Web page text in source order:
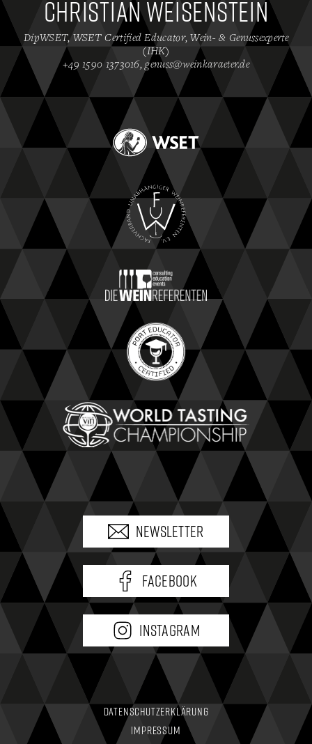
Christian Weisenstein
DipWSET, WSET Certified Educator, Wein- & Genussexperte
(IHK)
+49 1590 1373016,genuss@weinkaraeter.de
Newsletter
Facebook
Instagram
Datenschutzerklärung
Impressum